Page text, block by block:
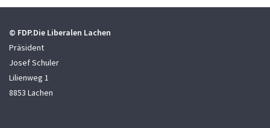
© FDP.Die Liberalen Lachen
Präsident
Josef Schuler
Lilienweg 1
8853 Lachen